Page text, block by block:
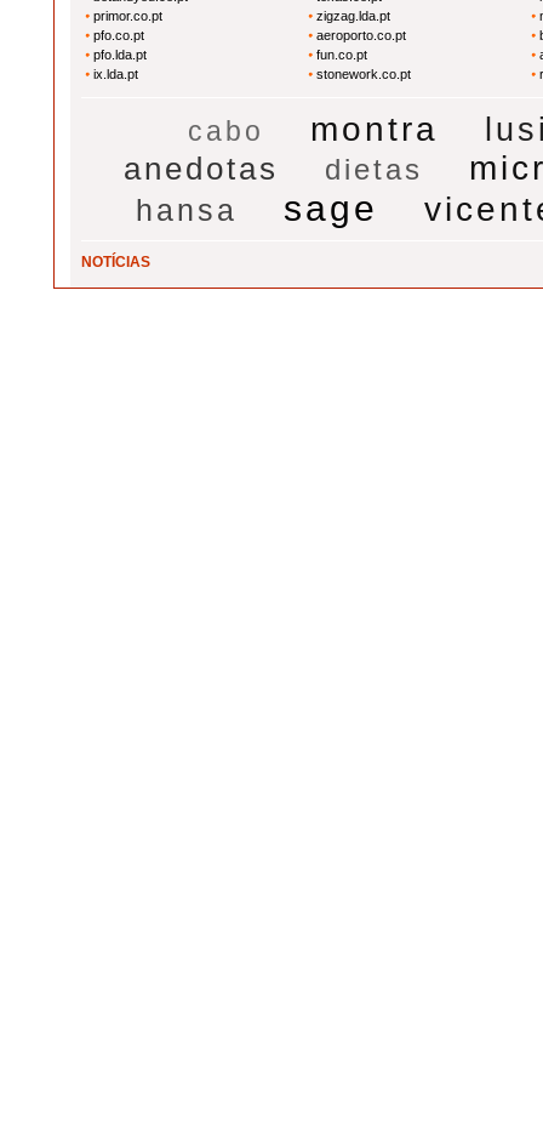
primor.co.pt
pfo.co.pt
pfo.lda.pt
ix.lda.pt
zigzag.lda.pt
aeroporto.co.pt
fun.co.pt
stonework.co.pt
cabo montra
anedotas dietas
hansa sage
NOTÍCIAS